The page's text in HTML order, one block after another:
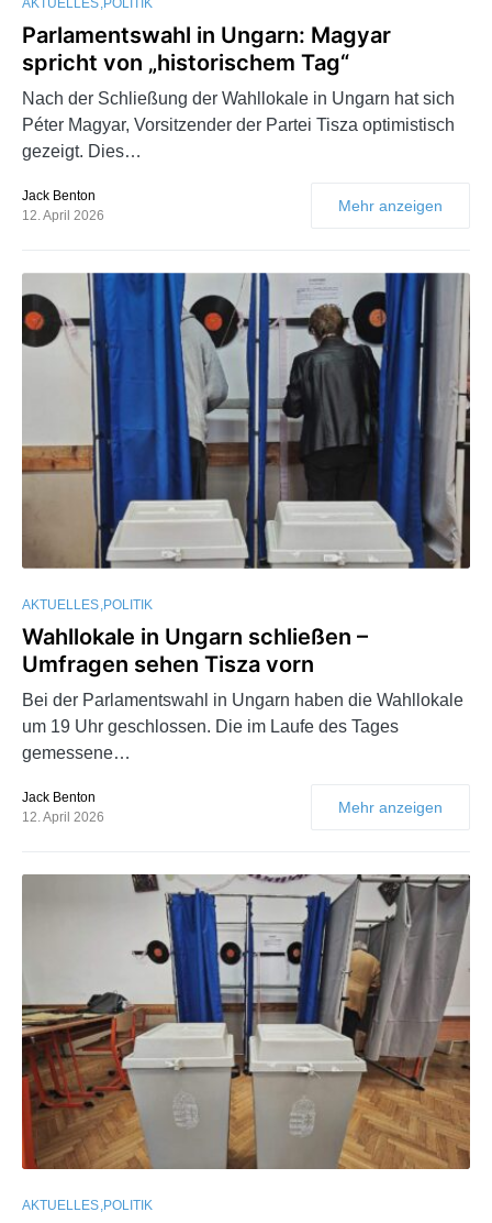
AKTUELLES POLITIK
Parlamentswahl in Ungarn: Magyar
spricht von „historischem Tag“
Nach der Schließung der Wahllokale in Ungarn hat sich
Péter Magyar, Vorsitzender der Partei Tisza optimistisch
gezeigt. Dies…
Jack Benton
12. April 2026
Mehr anzeigen
AKTUELLES POLITIK
Wahllokale in Ungarn schließen –
Umfragen sehen Tisza vorn
Bei der Parlamentswahl in Ungarn haben die Wahllokale
um 19 Uhr geschlossen. Die im Laufe des Tages
gemessene…
Jack Benton
12. April 2026
Mehr anzeigen
AKTUELLES POLITIK